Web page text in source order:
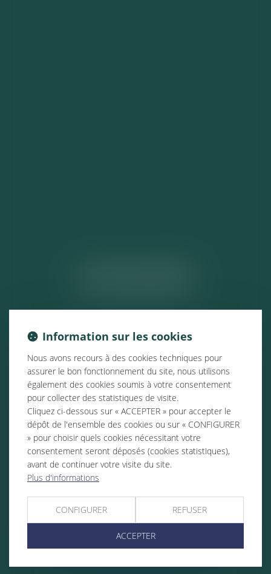
Information sur les cookies
Nous avons recours à des cookies techniques pour
assurer le bon fonctionnement du site, nous utilisons
également des cookies soumis à votre consentement
pour collecter des statistiques de visite.
Cliquez ci-dessous sur « ACCEPTER » pour accepter le
dépôt de l'ensemble des cookies ou sur « CONFIGURER
» pour choisir quels cookies nécessitant votre
consentement seront déposés (cookies statistiques),
avant de continuer votre visite du site.
Plus d'informations
CONFIGURER REFUSER
ACCEPTER